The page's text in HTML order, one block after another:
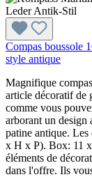
Compas boussole
style antique
Magnifique
article décoratif de
comme vous
arborant un design
patine antique.
x H x P). Box: 11
éléments de
dans l'offre. Ils